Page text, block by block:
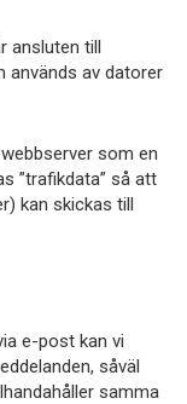
ansluten till
används av datorer
som en
”trafikdata” så att
kan skickas till
e-post kan vi
såväl
samma